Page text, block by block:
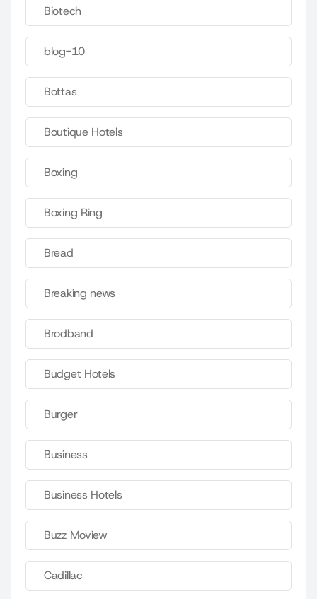
Biotech
blog-10
Bottas
Boutique Hotels
Boxing
Boxing Ring
Bread
Breaking news
Brodband
Budget Hotels
Burger
Business
Business Hotels
Buzz Moview
Cadillac